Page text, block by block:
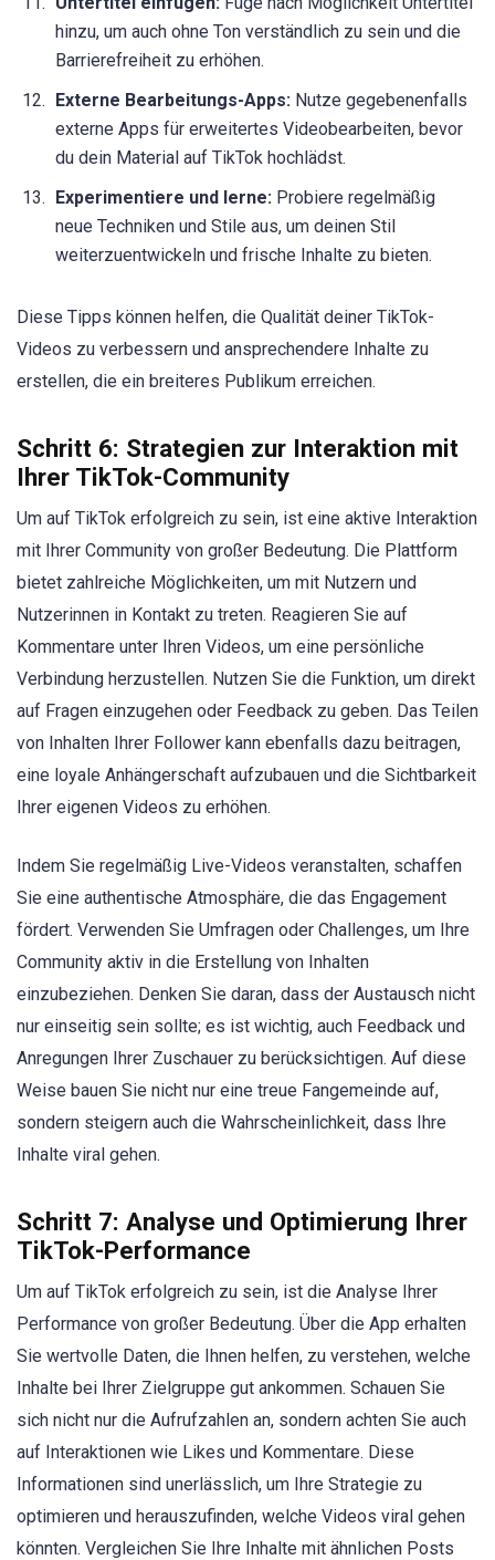
hinzu, um auch ohne Ton verständlich zu sein und die
Barrierefreiheit zu erhöhen.
Externe Bearbeitungs-Apps: Nutze gegebenenfalls
externe Apps für erweitertes Videobearbeiten, bevor
du dein Material auf TikTok hochlädst.
Experimentiere und lerne: Probiere regelmäßig
neue Techniken und Stile aus, um deinen Stil
weiterzuentwickeln und frische Inhalte zu bieten.
Diese Tipps können helfen, die Qualität deiner TikTok-
Videos zu verbessern und ansprechendere Inhalte zu
erstellen, die ein breiteres Publikum erreichen.
Schritt 6: Strategien zur Interaktion mit
Ihrer TikTok-Community
Um auf TikTok erfolgreich zu sein, ist eine aktive Interaktion
mit Ihrer Community von großer Bedeutung. Die Plattform
bietet zahlreiche Möglichkeiten, um mit Nutzern und
Nutzerinnen in Kontakt zu treten. Reagieren Sie auf
Kommentare unter Ihren Videos, um eine persönliche
Verbindung herzustellen. Nutzen Sie die Funktion, um direkt
auf Fragen einzugehen oder Feedback zu geben. Das Teilen
von Inhalten Ihrer Follower kann ebenfalls dazu beitragen,
eine loyale Anhängerschaft aufzubauen und die Sichtbarkeit
Ihrer eigenen Videos zu erhöhen.
Indem Sie regelmäßig Live-Videos veranstalten, schaffen
Sie eine authentische Atmosphäre, die das Engagement
fördert. Verwenden Sie Umfragen oder Challenges, um Ihre
Community aktiv in die Erstellung von Inhalten
einzubeziehen. Denken Sie daran, dass der Austausch nicht
nur einseitig sein sollte; es ist wichtig, auch Feedback und
Anregungen Ihrer Zuschauer zu berücksichtigen. Auf diese
Weise bauen Sie nicht nur eine treue Fangemeinde auf,
sondern steigern auch die Wahrscheinlichkeit, dass Ihre
Inhalte viral gehen.
Schritt 7: Analyse und Optimierung Ihrer
TikTok-Performance
Um auf TikTok erfolgreich zu sein, ist die Analyse Ihrer
Performance von großer Bedeutung. Über die App erhalten
Sie wertvolle Daten, die Ihnen helfen, zu verstehen, welche
Inhalte bei Ihrer Zielgruppe gut ankommen. Schauen Sie
sich nicht nur die Aufrufzahlen an, sondern achten Sie auch
auf Interaktionen wie Likes und Kommentare. Diese
Informationen sind unerlässlich, um Ihre Strategie zu
optimieren und herauszufinden, welche Videos viral gehen
könnten. Vergleichen Sie Ihre Inhalte mit ähnlichen Posts